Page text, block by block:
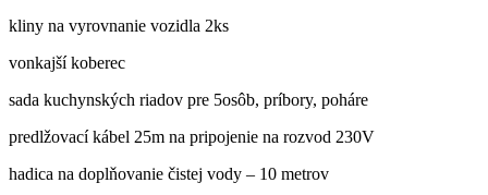
kliny na vyrovnanie vozidla 2ks
vonkajší koberec
sada kuchynských riadov pre 5osôb, príbory, poháre
predlžovací kábel 25m na pripojenie na rozvod 230V
hadica na doplňovanie čistej vody – 10 metrov